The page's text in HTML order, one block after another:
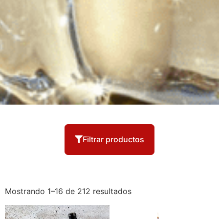
Filtrar productos
Mostrando 1–16 de 212 resultados